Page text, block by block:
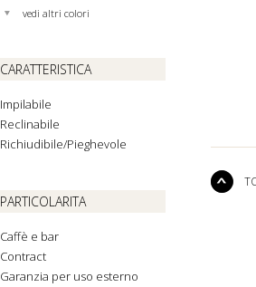
vedi altri colori
CARATTERISTICA
Impilabile
Reclinabile
Richiudibile/Pieghevole
PARTICOLARITA
Caffè e bar
Contract
Garanzia per uso esterno